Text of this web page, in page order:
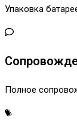
Упаковка
Полное